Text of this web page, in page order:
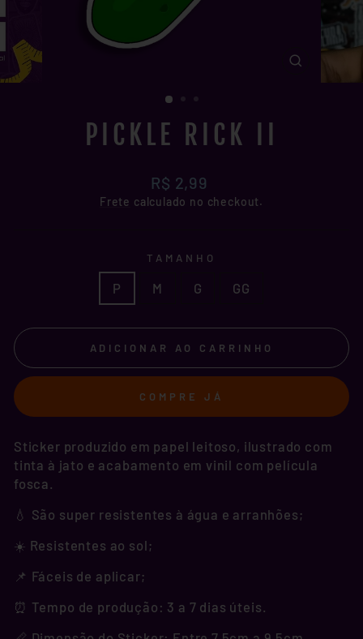
PICKLE RICK II
Preço
normal
R$ 2,99
Frete calculado no checkout.
TAMANHO
P M G GG
ADICIONAR AO CARRINHO
COMPRE JÁ
Sticker produzido em papel leitoso, ilustrado com
tinta à jato e acabamento em vinil com película
fosca.
💧 São super resistentes à água e arranhões;
☀️ Resistentes ao sol;
📌 Fáceis de aplicar;
⏰ Tempo de produção: 3 a 7 dias úteis.